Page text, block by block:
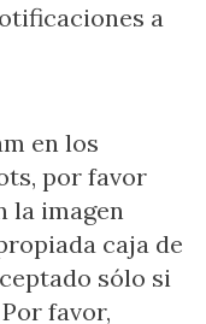
a
en los
por favor
la imagen
caja de
sólo si
favor,